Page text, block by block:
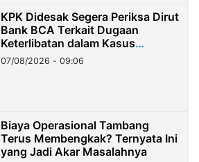
KPK Didesak Segera Periksa Dirut
Bank BCA Terkait Dugaan
Keterlibatan dalam Kasus
Hilangnya Dana Nasabah Rp2,58
Miliar
07/08/2026 - 09:06
Biaya Operasional Tambang
Terus Membengkak? Ternyata Ini
yang Jadi Akar Masalahnya